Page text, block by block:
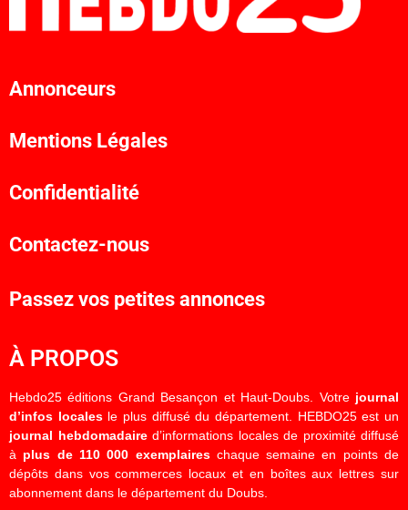
Annonceurs
Mentions Légales
Confidentialité
Contactez-nous
Passez vos petites annonces
À PROPOS
Hebdo25 éditions Grand Besançon et Haut-Doubs. Votre journal
d’infos localesle plus diffusé du département. HEBDO25 est un
journal hebdomadaired’informations locales de proximité diffusé
à plus de 110 000 exemplaireschaque semaine en points de
dépôts dans vos commerces locaux et en boîtes aux lettres sur
abonnement dans le département du Doubs.